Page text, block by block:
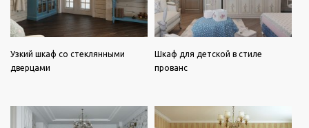
Узкий шкаф со стеклянными
дверцами
Шкаф для детской в стиле
прованс